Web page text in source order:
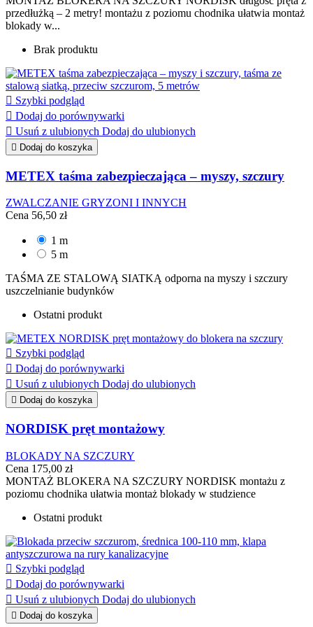
przedłużką – 2 metry! montażu z poziomu chodnika ułatwia montaż
blokady w...
Brak produktu
 Szybki podgląd
 Dodaj do porównywarki
 Usuń z ulubionych Dodaj do ulubionych
 Dodaj do koszyka
METEX taśma zabezpieczająca – myszy, szczury
ZWALCZANIE GRYZONI I INNYCH
Cena 56,50 zł
1 m
5 m
TAŚMA ZE STALOWĄ SIATKĄ odporna na myszy i szczury
uszczelnianie budynków
Ostatni produkt
 Szybki podgląd
 Dodaj do porównywarki
 Usuń z ulubionych Dodaj do ulubionych
 Dodaj do koszyka
NORDISK pręt montażowy
BLOKADY NA SZCZURY
Cena 175,00 zł
MONTAŻ BLOKERA NA SZCZURY NORDISK montażu z
poziomu chodnika ułatwia montaż blokady w studzience
Ostatni produkt
 Szybki podgląd
 Dodaj do porównywarki
 Usuń z ulubionych Dodaj do ulubionych
 Dodaj do koszyka